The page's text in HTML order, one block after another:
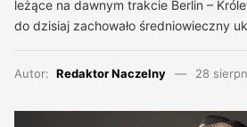
leżące na dawnym trakcie Berlin –
do dzisiaj zachowało średniowieczny
Autor: Redaktor Naczelny 28